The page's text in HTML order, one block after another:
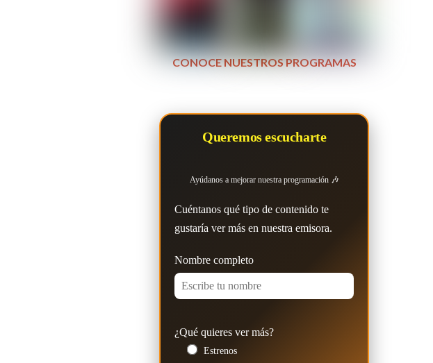
CONOCE NUESTROS PROGRAMAS
Queremos escucharte
Ayúdanos a mejorar nuestra programación 🎶
Cuéntanos qué tipo de contenido te
gustaría ver más en nuestra emisora.
Nombre completo
¿Qué quieres ver más?
Estrenos